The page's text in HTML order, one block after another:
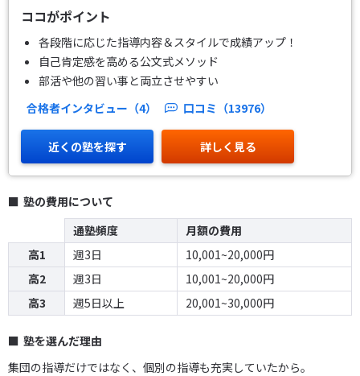
ココがポイント
各段階に応じた指導内容＆スタイルで成績アップ！
自己肯定感を高める公文式メソッド
部活や他の習い事と両立させやすい
合格者インタビュー（4）
口コミ（13976）
近くの塾を探す 詳しく見る
塾の費用について
通塾頻度
月額の費用
高1
週3日
10,001~20,000円
高2
週3日
10,001~20,000円
高3
週5日以上 20,001~30,000円
塾を選んだ理由
集団の指導だけではなく、個別の指導も充実していたから。